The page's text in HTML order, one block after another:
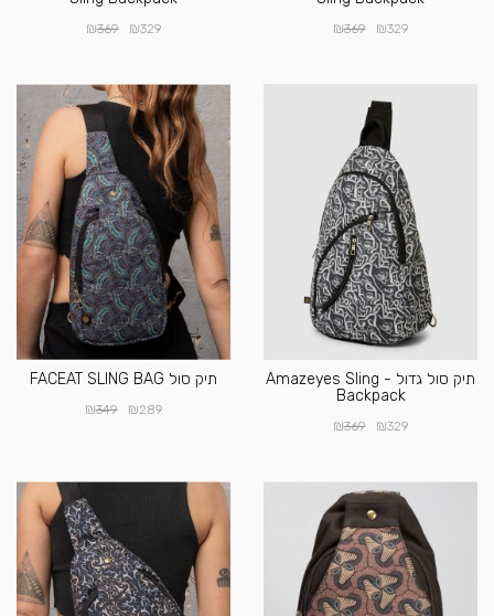
₪329
₪369
₪329
₪369
תיק סול גדול - Amazeyes Sling
Backpack
₪329
₪369
תיק סול FACEAT SLING BAG
₪289
₪349